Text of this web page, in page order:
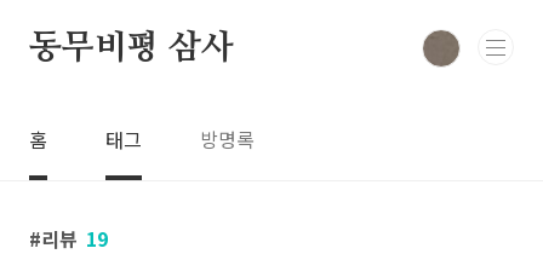
동무비평 삼사
홈 태그 방명록
리뷰 19